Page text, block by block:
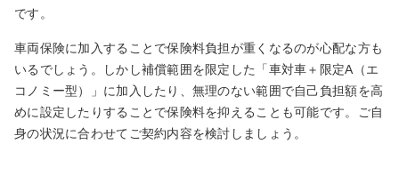
です。
車両保険に加入することで保険料負担が重くなるのが心配な方も
いるでしょう。しかし補償範囲を限定した「車対車＋限定A（エ
コノミー型）」に加入したり、無理のない範囲で自己負担額を高
めに設定したりすることで保険料を抑えることも可能です。ご自
身の状況に合わせてご契約内容を検討しましょう。